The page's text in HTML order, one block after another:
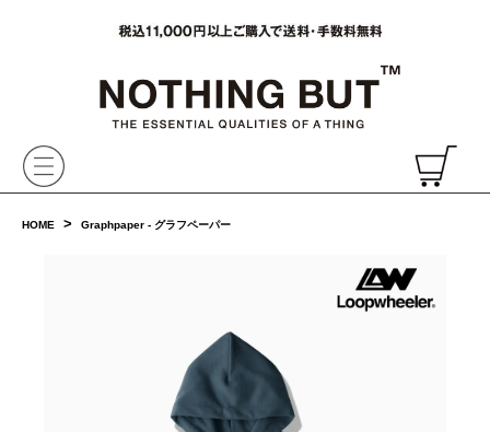
HOME > Graphpaper - グラフペーパー